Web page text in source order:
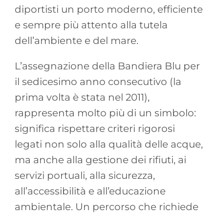
diportisti un porto moderno, efficiente
e sempre più attento alla tutela
dell’ambiente e del mare.
L’assegnazione della Bandiera Blu per
il sedicesimo anno consecutivo (la
prima volta è stata nel 2011),
rappresenta molto più di un simbolo:
significa rispettare criteri rigorosi
legati non solo alla qualità delle acque,
ma anche alla gestione dei rifiuti, ai
servizi portuali, alla sicurezza,
all’accessibilità e all’educazione
ambientale. Un percorso che richiede